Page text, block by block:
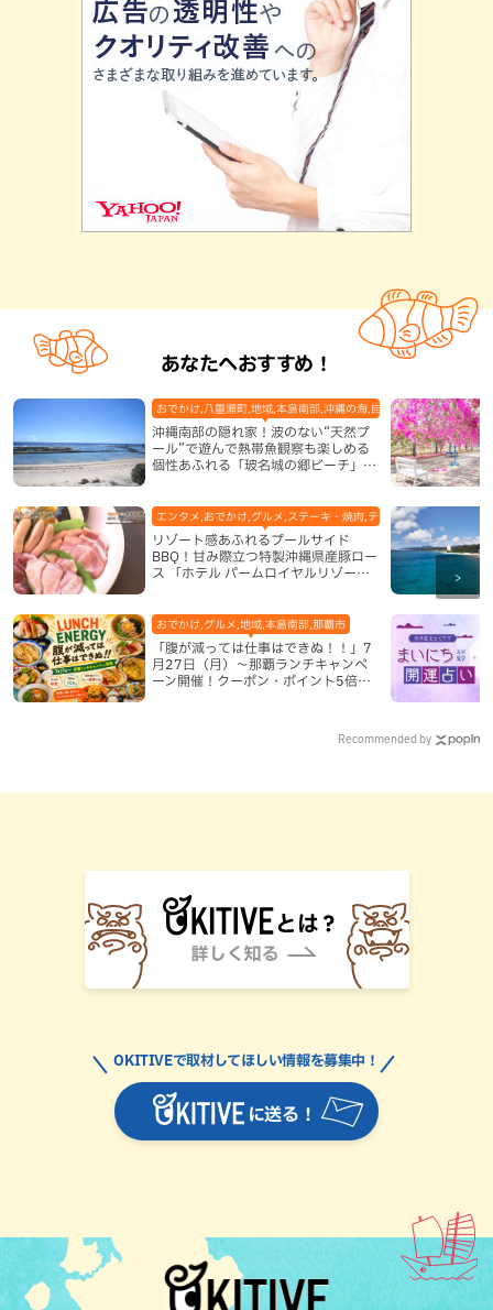
あなたへおすすめ！
沖縄南部の隠れ家！波のない“天然プ
ール”で遊んで熱帯魚観察も楽しめる
個性あふれる「玻名城の郷ビーチ」
おでかけ,八重瀬町,地域,本島南部,沖縄の海,自然
リゾート感あふれるプールサイド
BBQ！甘み際立つ特製沖縄県産豚ロー
ス 「ホテル パームロイヤルリゾート
エンタメ,おでかけ,グルメ,ステーキ・焼肉,テレビ,ホテル,地域,本島
「腹が減っては仕事はできぬ！！」7
月27日（月）〜那覇ランチキャンペ
ーン開催！クーポン・ポイント5倍・
おでかけ,グルメ,地域,本島南部,那覇市
Recommended by
に送る！
OKITIVEで取材してほしい情報を募集中！